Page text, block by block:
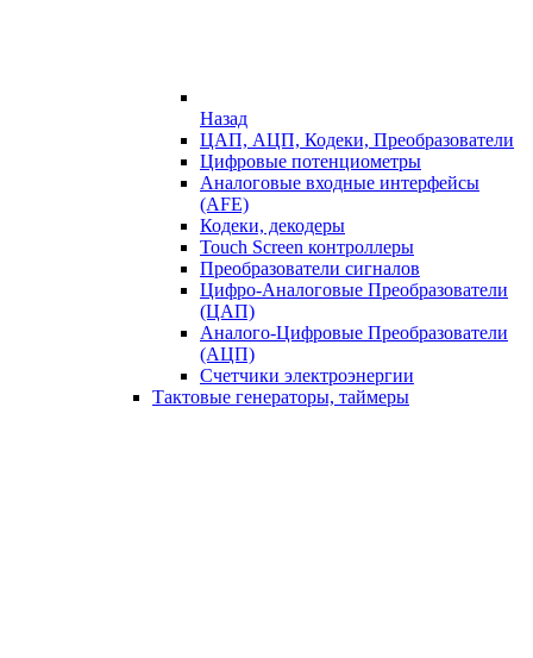
Назад
ЦАП, АЦП, Кодеки, Преобразователи
Цифровые потенциометры
Аналоговые входные интерфейсы
(AFE)
Кодеки, декодеры
Touch Screen контроллеры
Преобразователи сигналов
Цифро-Аналоговые Преобразователи
(ЦАП)
Аналого-Цифровые Преобразователи
(АЦП)
Счетчики электроэнергии
Тактовые генераторы, таймеры